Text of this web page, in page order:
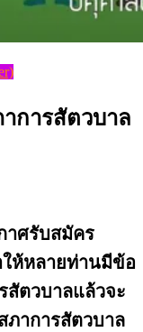
การสัตวบาล
าศรับสมัคร
ห้หลายท่านมีข้อ
สัตวบาลแล้วจะ
ภาการสัตวบาล